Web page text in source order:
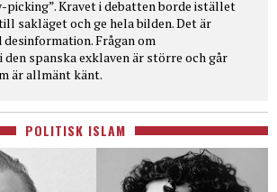
picking”. Kravet i debatten borde istället
sakläget och ge hela bilden. Det är
Frågan om
spanska exklaven är större och går
är allmänt känt.
POLITISK ISLAM